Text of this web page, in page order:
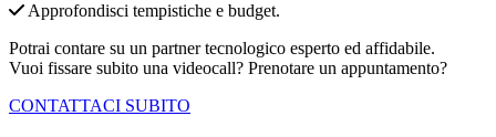
Approfondisci tempistiche e budget.
Potrai contare su un partner tecnologico esperto ed affidabile.
Vuoi fissare subito una videocall? Prenotare un appuntamento?
CONTATTACI SUBITO